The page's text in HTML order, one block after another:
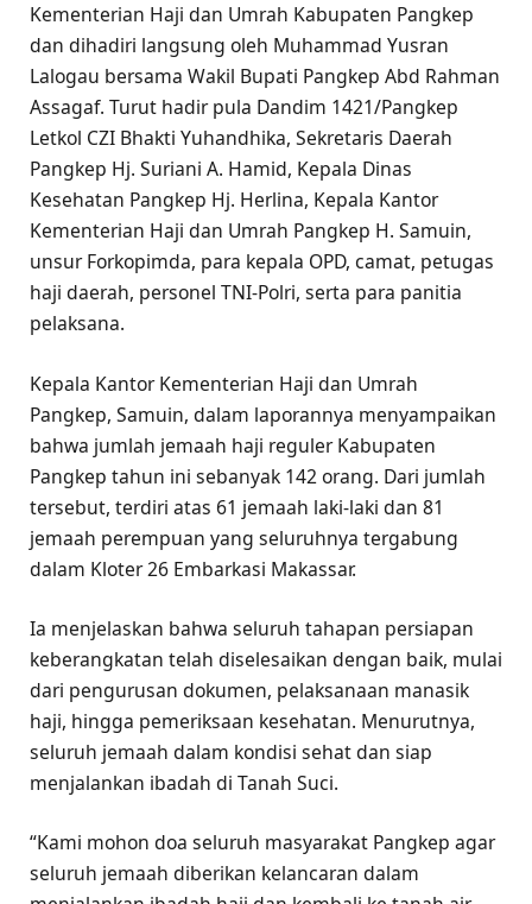
Kementerian Haji dan Umrah Kabupaten Pangkep
dan dihadiri langsung oleh Muhammad Yusran
Lalogau bersama Wakil Bupati Pangkep Abd Rahman
Assagaf. Turut hadir pula Dandim 1421/Pangkep
Letkol CZI Bhakti Yuhandhika, Sekretaris Daerah
Pangkep Hj. Suriani A. Hamid, Kepala Dinas
Kesehatan Pangkep Hj. Herlina, Kepala Kantor
Kementerian Haji dan Umrah Pangkep H. Samuin,
unsur Forkopimda, para kepala OPD, camat, petugas
haji daerah, personel TNI-Polri, serta para panitia
pelaksana.
Kepala Kantor Kementerian Haji dan Umrah
Pangkep, Samuin, dalam laporannya menyampaikan
bahwa jumlah jemaah haji reguler Kabupaten
Pangkep tahun ini sebanyak 142 orang. Dari jumlah
tersebut, terdiri atas 61 jemaah laki-laki dan 81
jemaah perempuan yang seluruhnya tergabung
dalam Kloter 26 Embarkasi Makassar.
Ia menjelaskan bahwa seluruh tahapan persiapan
keberangkatan telah diselesaikan dengan baik, mulai
dari pengurusan dokumen, pelaksanaan manasik
haji, hingga pemeriksaan kesehatan. Menurutnya,
seluruh jemaah dalam kondisi sehat dan siap
menjalankan ibadah di Tanah Suci.
“Kami mohon doa seluruh masyarakat Pangkep agar
seluruh jemaah diberikan kelancaran dalam